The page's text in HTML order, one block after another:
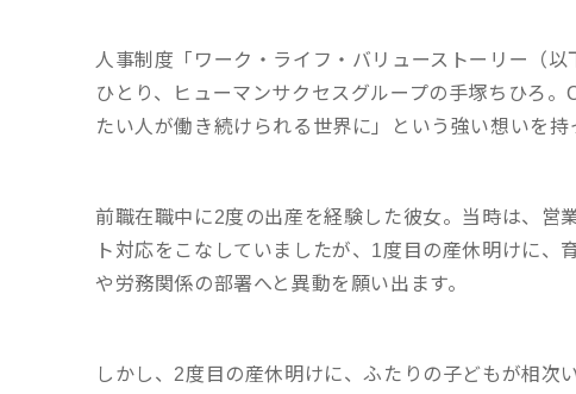
人事制度「ワーク・ライフ・バリューストーリー（
ひとり、ヒューマンサクセスグループの手塚ちひろ
たい人が働き続けられる世界に」という強い想いを持
前職在職中に2度の出産を経験した彼女。当時は、営
ト対応をこなしていましたが、1度目の産休明けに、
や労務関係の部署へと異動を願い出ます。
しかし、2度目の産休明けに、ふたりの子どもが相次